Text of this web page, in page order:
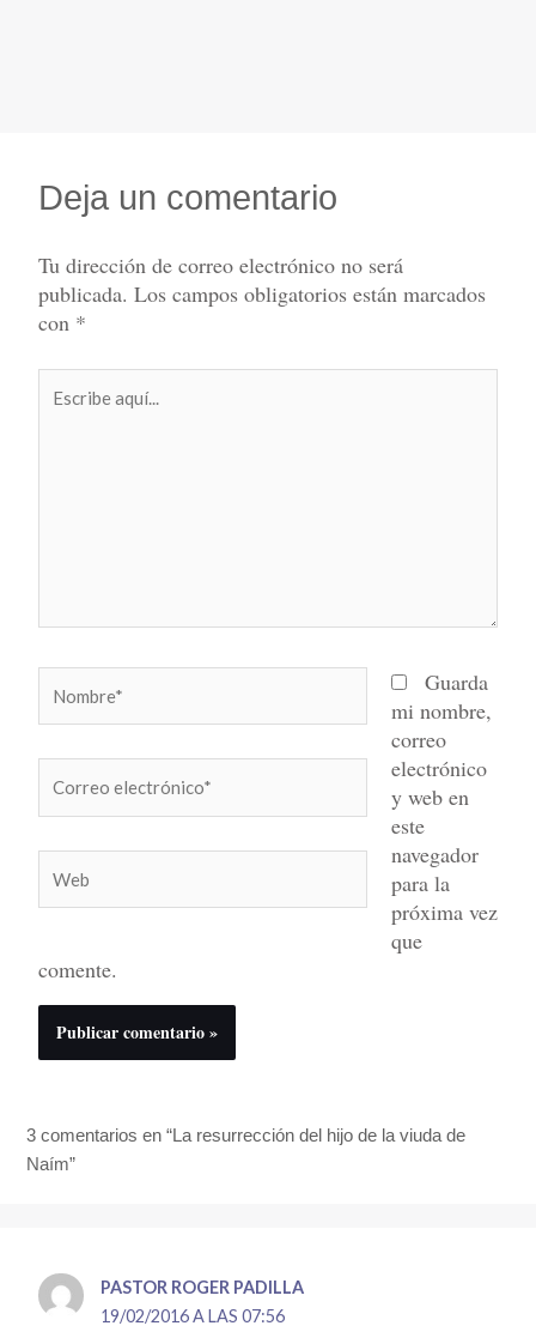
Deja un comentario
Tu dirección de correo electrónico no será
publicada. Los campos obligatorios están marcados
con *
aquí...
electrónico*
Guarda
mi nombre,
correo
electrónico
y web en
este
navegador
para la
próxima vez
que
comente.
3 comentarios en “La resurrección del hijo de la viuda de
Naím”
PASTOR ROGER PADILLA
19/02/2016 A LAS 07:56